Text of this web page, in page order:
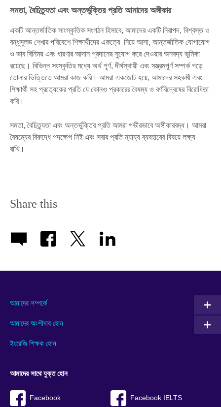
সমতা, বৈচিত্র্যতা এবং অন্তর্ভুক্তির প্রতি আমাদের অঙ্গীকার
একটি আন্তর্জাতিক সাংস্কৃতিক সংগঠন হিসাবে, আমাদের একটি নিরাপদ, বিশ্বস্ত ও
বন্ধুসুলভ শেখার পরিবেশে শিক্ষার্থীদের একত্রে নিয়ে আসা, আন্তর্জাতিক যোগাযোগ
ও ভাব বিনিময় এবং ধারণার আদান প্রদানের সুযোগ করে দেওয়ার অনবদ্য ভূমিকা
রয়েছে। বিভিন্ন সংস্কৃতির মধ্যে অর্থ পূর্ণ, দীর্ঘস্থায়ী এবং সম্ভ্রমপূর্ণ সম্পর্ক গড়ে
তোলার ভিত্তিতে আমরা কাজ করি। আমরা একজোট হয়ে, আমাদের সহকর্মী এবং
শিক্ষার্থী সহ প্রত্যেকের প্রতি যে কোনও প্রকারের বৈষম্য ও বর্ণবিদ্বেষের বিরোধিতা
করি।
সমতা, বৈচিত্র্যতা এবং অন্তর্ভুক্তির প্রতি আমরা গভীরভাবে অঙ্গীকারবদ্ধ। আমরা
বৈষম্যের বিরুদ্ধে পদক্ষেপ নিই এবং সবার প্রতি ন্যায্য ব্যবহারের বিষয়ে লক্ষ্য
রাখি।
Share this
আমাদের সম্পর্কে
আমাদের অংশীদার হোন
ইংরেজি শিক্ষক হোন
আমাদের সাথে যুক্ত হোন
Facebook Facebook IELTS